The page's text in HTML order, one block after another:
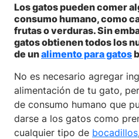
Los gatos pueden comer
consumo humano, como
frutas o verduras. Sin
gatos obtienen todos los
de unalimento para gatos
No es necesario agregar
alimentación de tu gato,
de consumo humano que
darse a los gatos como
cualquier tipo de bocadillos